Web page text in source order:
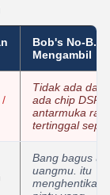
Bob's No-B.S.
Mengambil
/
Tidak ada
ada chip DSP,
antarmuka
tertinggal
Bang bagus
uangmu. itu
menghentikan